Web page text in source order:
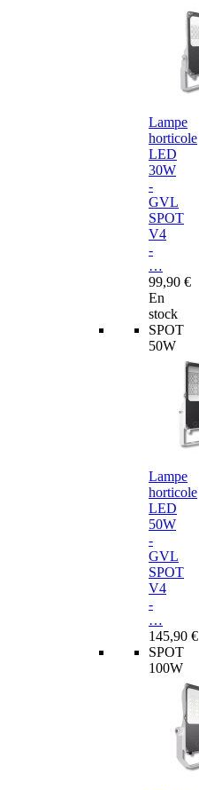
Lampe
horticole
LED
30W
-
GVL
SPOT
V4
-
…
99,90 €
En
stock
SPOT
50W
Lampe
horticole
LED
50W
-
GVL
SPOT
V4
-
…
145,90 €
SPOT
100W